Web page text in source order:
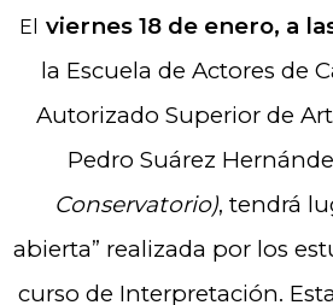
El viernes 18 de enero, a
la Escuela de Actores de
Autorizado Superior de
Pedro Suárez
Conservatorio), tendrá
abierta” realizada por los
curso de Interpretación.